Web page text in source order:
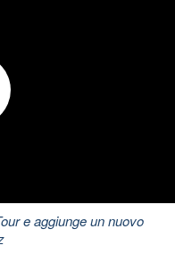
e aggiunge un nuovo